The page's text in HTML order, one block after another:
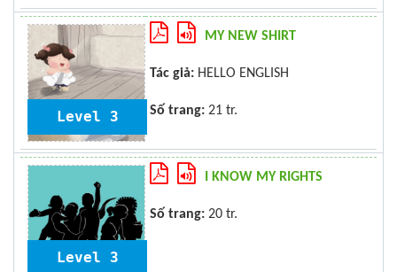
Level 3
MY NEW SHIRT
Tác giả: HELLO ENGLISH
Số trang: 21 tr.
Level 3
I KNOW MY RIGHTS
Số trang: 20 tr.